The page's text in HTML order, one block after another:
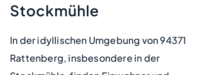
Stockmühle
In der idyllischen Umgebung von 94371
Rattenberg, insbesondere in der